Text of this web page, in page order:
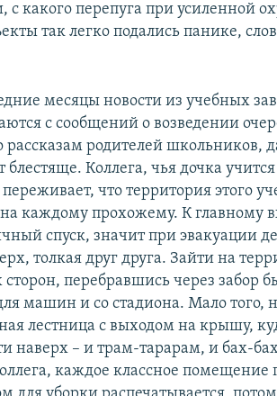
с какого перепуга при усиленной
так легко подались панике,
месяцы новости из учебных
с сообщений о возведении
рассказам родителей школьников,
блестяще. Коллега, чья дочка
что территория этого
каждому прохожему. К главному
спуск, значит при эвакуации
толкая друг друга. Зайти на
сторон, перебравшись через забор
машин и со стадиона. Мало того,
лестница с выходом на крышу,
наверх – и трам-тарарам, и бах-
каждое классное помещение